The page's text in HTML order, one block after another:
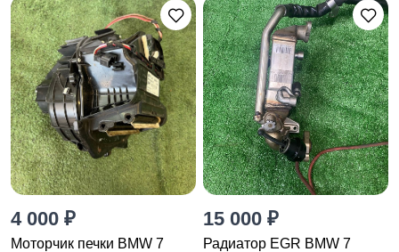
4 000 ₽
Моторчик печки BMW 7
15 000 ₽
Радиатор EGR BMW 7